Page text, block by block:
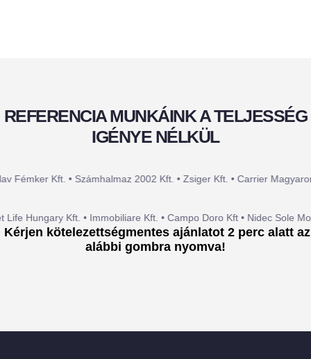
REFERENCIA MUNKÁINK A TELJESSÉG
IGÉNYE NÉLKÜL
Kft. • Számhalmaz 2002 Kft. • Zsiger Kft. • Carrier Magyarország
Kft. • Immobiliare Kft. • Campo Doro Kft • Nidec Sole Motor
Kérjen kötelezettségmentes ajánlatot 2 perc alatt az
alábbi gombra nyomva!